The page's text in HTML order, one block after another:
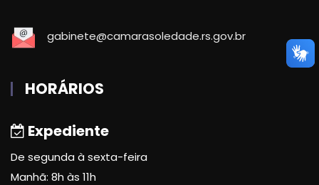
gabinete@camarasoledade.rs.gov.br
HORÁRIOS
Expediente
De segunda à sexta-feira
Manhã: 8h às 11h